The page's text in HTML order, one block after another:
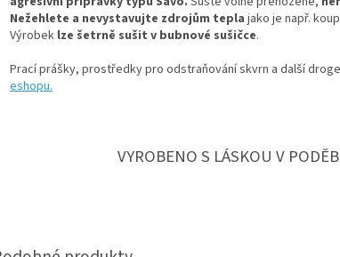
Nežehlete a nevystavujte zdrojům tepla jako je např.
Výrobek lze šetrně sušit v bubnové sušičce.
Prací prášky, prostředky pro odstraňování skvrn a další
eshopu.
VYROBENO S LÁSKOU V